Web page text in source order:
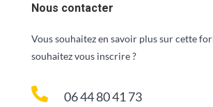
Nous contacter
Vous souhaitez en savoir plus sur cette
souhaitez vous inscrire ?
 06 44 80 41 73